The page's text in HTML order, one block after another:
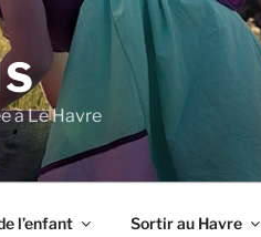
à Le Havre
l’enfant Sortir au Havre